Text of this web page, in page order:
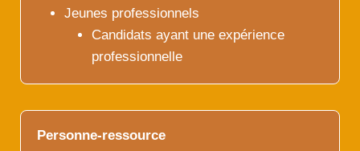
Jeunes professionnels
Candidats ayant une expérience
professionnelle
Personne-ressource